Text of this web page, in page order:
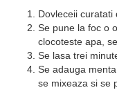
Dovleceii curatati
Se pune la foc o
clocoteste apa,
Se lasa trei
Se adauga
se mixeaza si se